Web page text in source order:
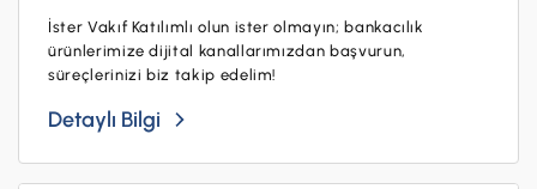
İster Vakıf Katılımlı olun ister olmayın; bankacılık
ürünlerimize dijital kanallarımızdan başvurun,
süreçlerinizi biz takip edelim!
Detaylı Bilgi